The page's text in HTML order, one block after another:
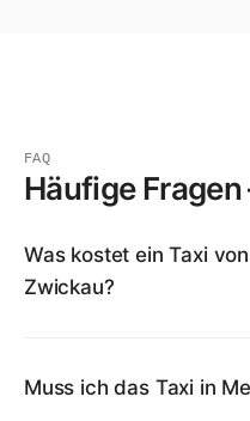
FAQ
Häufige Fragen
Was kostet ein Taxi
Zwickau?
Muss ich das Taxi in